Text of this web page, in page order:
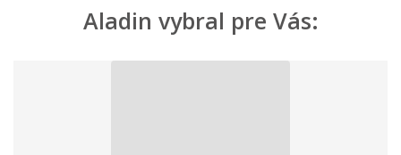
Aladin vybral pre Vás: